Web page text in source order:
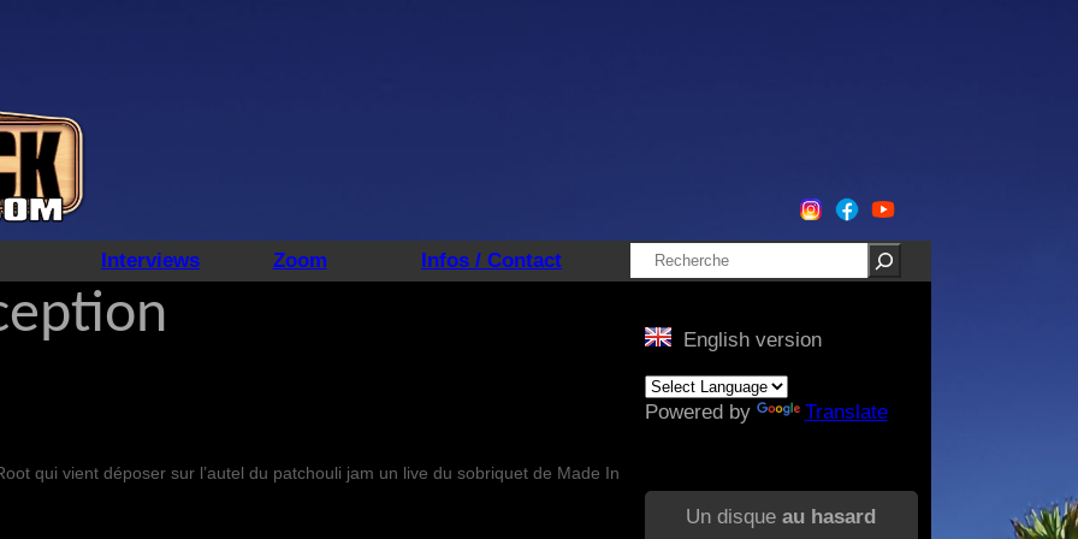
Interviews Zoom Infos / Contact Rechercher
qui vient déposer sur l’autel du patchouli jam un live du sobriquet de Made In
English version
Powered by Translate
Un disque au hasard